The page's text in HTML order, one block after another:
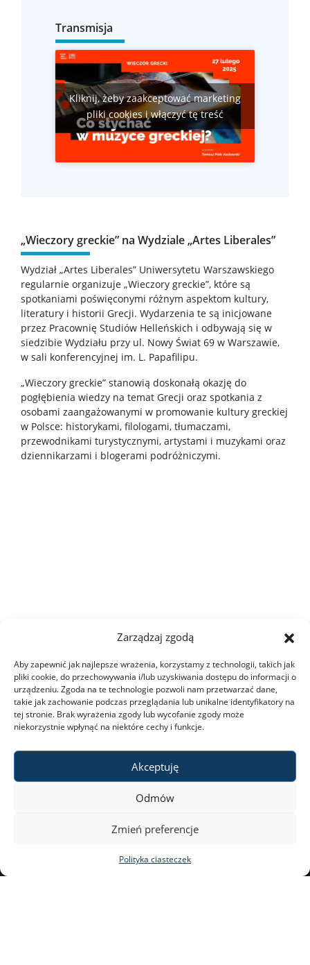
Zarządzaj zgodą
Aby zapewnić jak najlepsze wrażenia, korzystamy z technologii, takich jak
pliki cookie, do przechowywania i/lub uzyskiwania dostępu do informacji o
urządzeniu. Zgoda na te technologie pozwoli nam przetwarzać dane,
takie jak zachowanie podczas przeglądania lub unikalne identyfikatory na
tej stronie. Brak wyrażenia zgody lub wycofanie zgody może
niekorzystnie wpłynąć na niektóre cechy i funkcje.
Akceptuję
Odmów
Zmień preferencje
Polityka ciasteczek
Kalendarz akademicki
Dla kandydatów
Aktualności
Kontakt
Transmisja
Kliknij, żeby zaakceptować marketing
pliki cookies i włączyć tę treść
„Wieczory greckie” na Wydziale „Artes Liberales”
Wydział „Artes Liberales” Uniwersytetu Warszawskiego
regularnie organizuje „Wieczory greckie”, które są
spotkaniami poświęconymi różnym aspektom kultury,
literatury i historii Grecji. Wydarzenia te są inicjowane
przez Pracownię Studiów Helleńskich i odbywają się w
siedzibie Wydziału przy ul. Nowy Świat 69 w Warszawie,
w sali konferencyjnej im. L. Papafilipu.
„Wieczory greckie” stanowią doskonałą okazję do
pogłębienia wiedzy na temat Grecji oraz spotkania z
osobami zaangażowanymi w promowanie kultury greckiej
w Polsce: historykami, filologami, tłumaczami,
przewodnikami turystycznymi, artystami i muzykami oraz
dziennikarzami i blogerami podróżniczymi.